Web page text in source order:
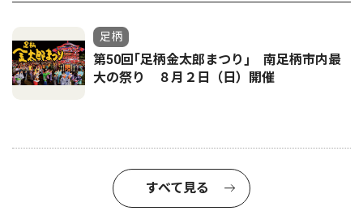
足柄
第50回｢足柄金太郎まつり｣ 南足柄市内最
大の祭り ８月２日（日）開催
すべて見る